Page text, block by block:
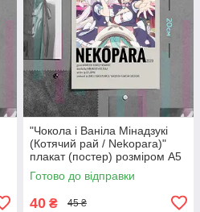
"Чокола і Ваніла Мінадзукі
(Котячий рай / Nekopara)"
плакат (постер) розміром А5
(14х20см)
Готово до відправки
40 ₴ 45 ₴